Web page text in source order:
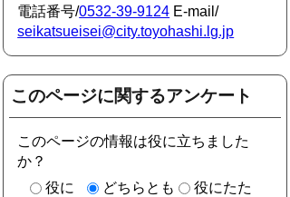
電話番号/0532-39-9124 E-mail/
seikatsueisei@city.toyohashi.lg.jp
このページに関するアンケート
このページの情報は役に立ちました
か？
役に
どちらとも
役にたた